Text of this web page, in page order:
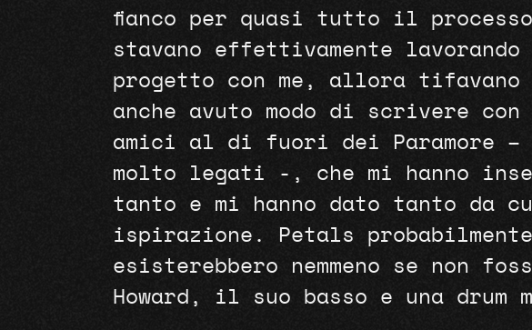
fianco per quasi tutto il
stavano effettivamente lavorando
progetto con me, allora tifavano
anche avuto modo di scrivere
amici al di fuori dei Paramore –
molto legati -, che mi hanno
tanto e mi hanno dato tanto da
ispirazione. Petals
esisterebbero nemmeno se non
Howard, il suo basso e una drum